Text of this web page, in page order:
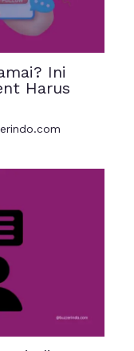
Ini
Harus